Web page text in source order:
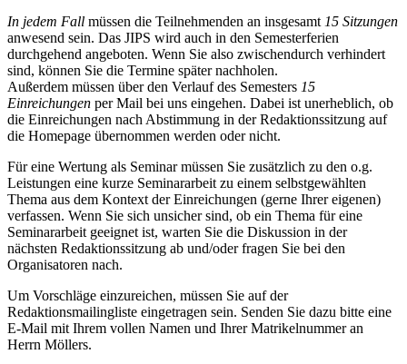
In jedem Fall müssen die Teilnehmenden an insgesamt15 Sitzungen
anwesend sein. Das JIPS wird auch in den Semesterferien
durchgehend angeboten. Wenn Sie also zwischendurch verhindert
sind, können Sie die Termine später nachholen.
Außerdem müssen über den Verlauf des Semesters 15
Einreichungen per Mail bei uns eingehen. Dabei ist unerheblich, ob
die Einreichungen nach Abstimmung in der Redaktionssitzung auf
die Homepage übernommen werden oder nicht.
Für eine Wertung als Seminar müssen Sie zusätzlich zu den o.g.
Leistungen eine kurze Seminararbeit zu einem selbstgewählten
Thema aus dem Kontext der Einreichungen (gerne Ihrer eigenen)
verfassen. Wenn Sie sich unsicher sind, ob ein Thema für eine
Seminararbeit geeignet ist, warten Sie die Diskussion in der
nächsten Redaktionssitzung ab und/oder fragen Sie bei den
Organisatoren nach.
Um Vorschläge einzureichen, müssen Sie auf der
Redaktionsmailingliste eingetragen sein. Senden Sie dazu bitte eine
E-Mail mit Ihrem vollen Namen und Ihrer Matrikelnummer an
Herrn Möllers.